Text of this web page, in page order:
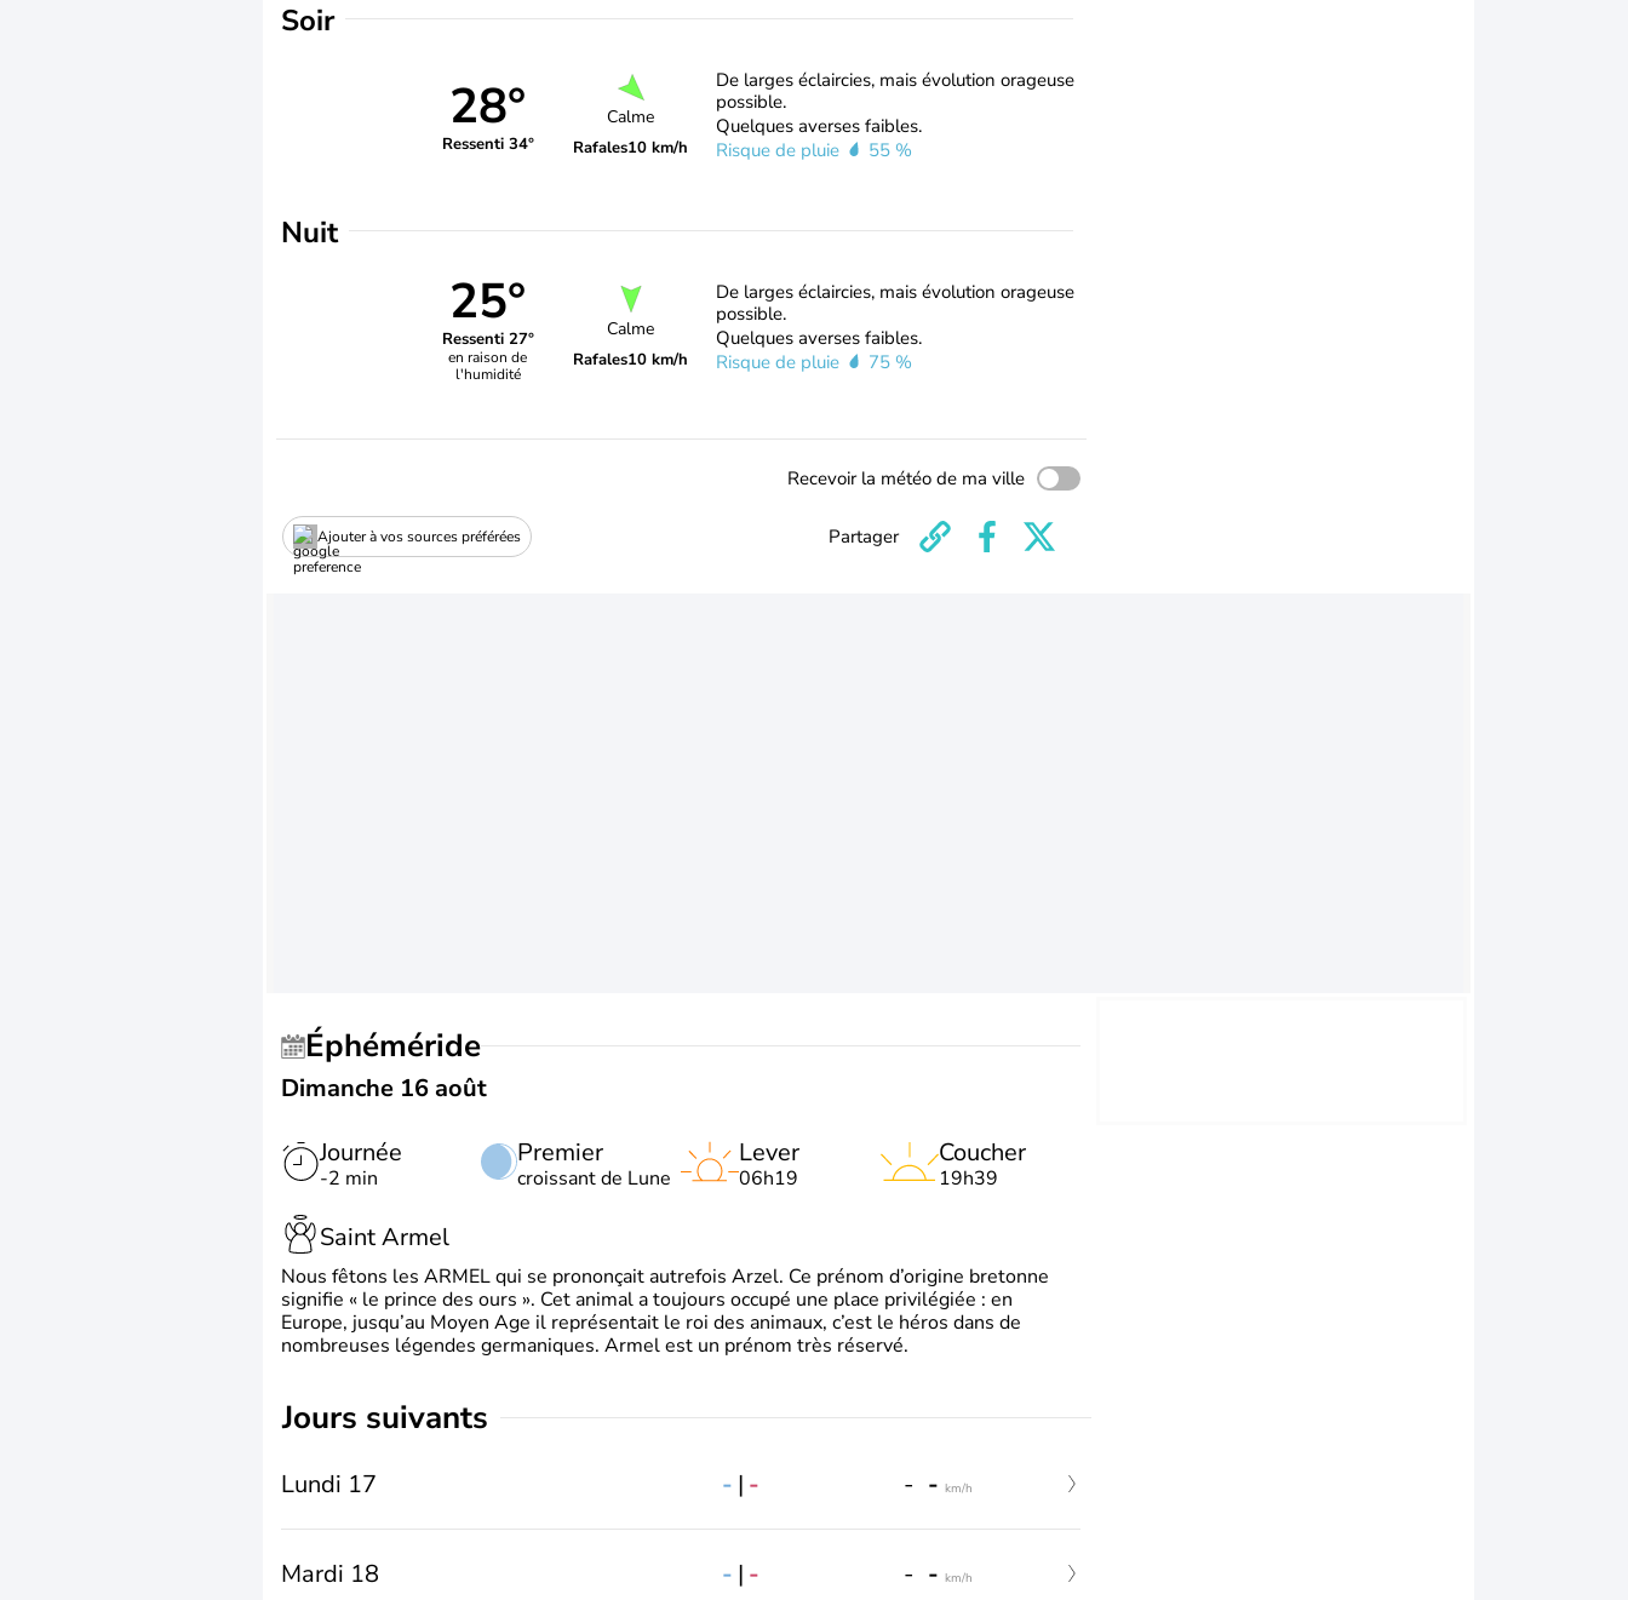
Soir
28°
Ressenti 34°
Calme
Rafales10 km/h
De larges éclaircies, mais évolution orageuse
possible.
Quelques averses faibles.
Risque de pluie
55 %
Nuit
25°
Ressenti 27°
en raison de
l'humidité
Calme
Rafales10 km/h
De larges éclaircies, mais évolution orageuse
possible.
Quelques averses faibles.
Risque de pluie
75 %
Recevoir la météo de ma ville
Ajouter à vos sources préférées Partager
Éphéméride
Dimanche 16 août
Journée
-2 min
Premier
croissant de Lune
Lever
06h19
Coucher
19h39
Saint Armel
Nous fêtons les ARMEL qui se prononçait autrefois Arzel. Ce prénom d’origine bretonne
signifie « le prince des ours ». Cet animal a toujours occupé une place privilégiée : en
Europe, jusqu’au Moyen Age il représentait le roi des animaux, c’est le héros dans de
nombreuses légendes germaniques. Armel est un prénom très réservé.
jours suivants
Lundi 17 - | - - - km/h
Mardi 18 - | - - - km/h